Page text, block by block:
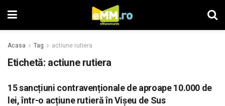
Acasa Tag actiune rutiera
Etichetă: actiune rutiera
15 sancțiuni contravenționale de aproape 10.000 de
lei, într-o acțiune rutieră în Vișeu de Sus